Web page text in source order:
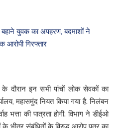
युवक का अपहरण, बदमाशों ने
गिरफ्तार
दौरान इन सभी पांचों लोक सेवकों का
महासमुंद नियत किया गया है. निलंबन
भत्ता की पात्रता होगी. विभाग ने डीईओ
के भीतर संबंधितों के विरुद्ध आरोप पत्र का